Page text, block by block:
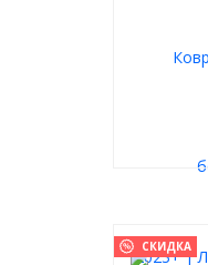
СКИДКА